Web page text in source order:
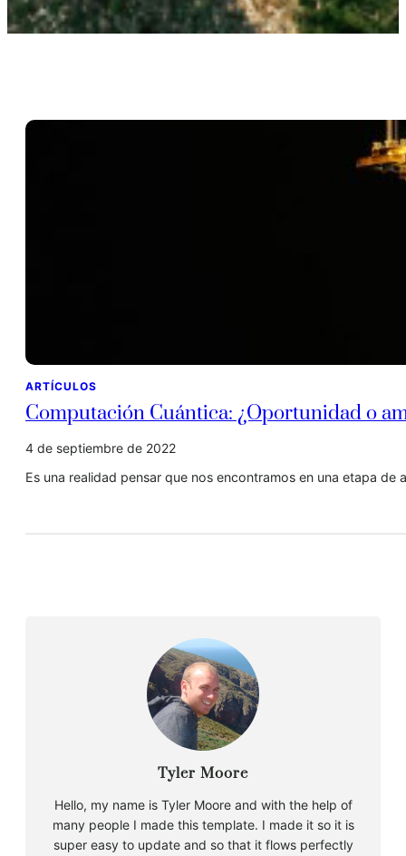
ARTÍCULOS
Computación Cuántica: ¿Oportunidad o
4 de septiembre de 2022
Es una realidad pensar que nos encontramos en una etapa
Tyler Moore
Hello, my name is Tyler Moore and with the help of
many people I made this template. I made it so it is
super easy to update and so that it flows perfectly